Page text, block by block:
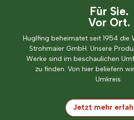
Für Sie.
Vor Ort.
Huglfing beheimatet seit 1954 die
Strohmaier GmbH. Unsere
Werke sind im beschaulichen
zu finden. Von hier beliefern
Umkreis.
Jetzt mehr